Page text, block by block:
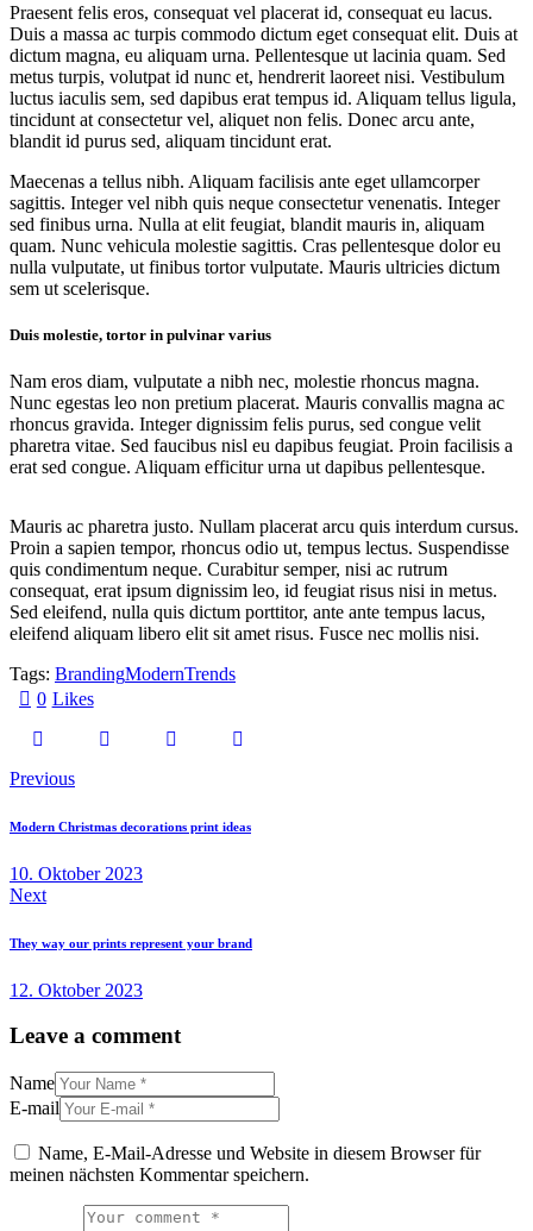
Praesent felis eros, consequat vel placerat id, consequat eu lacus.
Duis a massa ac turpis commodo dictum eget consequat elit. Duis at
dictum magna, eu aliquam urna. Pellentesque ut lacinia quam. Sed
metus turpis, volutpat id nunc et, hendrerit laoreet nisi. Vestibulum
luctus iaculis sem, sed dapibus erat tempus id. Aliquam tellus ligula,
tincidunt at consectetur vel, aliquet non felis. Donec arcu ante,
blandit id purus sed, aliquam tincidunt erat.
Maecenas a tellus nibh. Aliquam facilisis ante eget ullamcorper
sagittis. Integer vel nibh quis neque consectetur venenatis. Integer
sed finibus urna. Nulla at elit feugiat, blandit mauris in, aliquam
quam. Nunc vehicula molestie sagittis. Cras pellentesque dolor eu
nulla vulputate, ut finibus tortor vulputate. Mauris ultricies dictum
sem ut scelerisque.
Duis molestie, tortor in pulvinar varius
Nam eros diam, vulputate a nibh nec, molestie rhoncus magna.
Nunc egestas leo non pretium placerat. Mauris convallis magna ac
rhoncus gravida. Integer dignissim felis purus, sed congue velit
pharetra vitae. Sed faucibus nisl eu dapibus feugiat. Proin facilisis a
erat sed congue. Aliquam efficitur urna ut dapibus pellentesque.
Mauris ac pharetra justo. Nullam placerat arcu quis interdum cursus.
Proin a sapien tempor, rhoncus odio ut, tempus lectus. Suspendisse
quis condimentum neque. Curabitur semper, nisi ac rutrum
consequat, erat ipsum dignissim leo, id feugiat risus nisi in metus.
Sed eleifend, nulla quis dictum porttitor, ante ante tempus lacus,
eleifend aliquam libero elit sit amet risus. Fusce nec mollis nisi.
Tags: BrandingModernTrends
0 Likes
Previous
Modern Christmas decorations print ideas
10. Oktober 2023
Next
They way our prints represent your brand
12. Oktober 2023
Leave a comment
Name
E-mail
Name, E-Mail-Adresse und Website in diesem Browser für
meinen nächsten Kommentar speichern.